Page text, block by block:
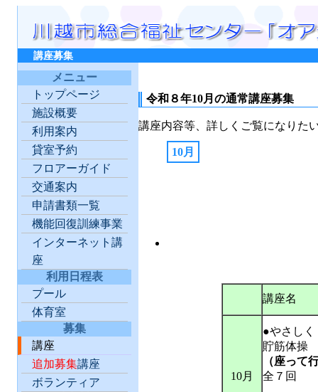
講座募集
メニュー
トップページ
施設概要
利用案内
貸室予約
フロアーガイド
交通案内
申請書類一覧
機能回復訓練事業
インターネット講
座
利用日程表
プール
体育室
募集
講座
追加募集講座
ボランティア
令和８年10月の通常講座募集
講座内容等、詳しくご覧になりた
10月
講座名
10月
●やさしく
貯筋体操
（座って
全７回